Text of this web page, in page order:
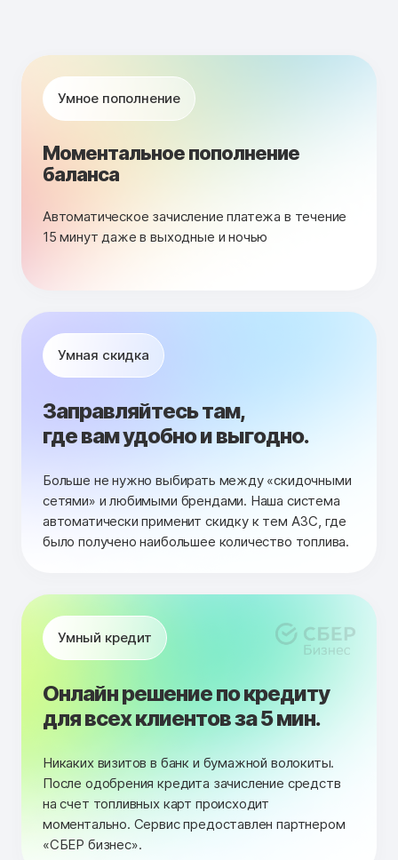
Умное пополнение
Моментальное пополнение
баланса
Автоматическое зачисление платежа в течение
15 минут даже в выходные и ночью
Умная скидка
Заправляйтесь там,
где вам удобно и выгодно.
Больше не нужно выбирать между «скидочными
сетями» и любимыми брендами. Наша система
автоматически применит скидку к тем АЗС, где
было получено наибольшее количество топлива.
Умный кредит
Онлайн решение по кредиту
для всех клиентов за 5 мин.
Никаких визитов в банк и бумажной волокиты.
После одобрения кредита зачисление средств
на счет топливных карт происходит
моментально. Сервис предоставлен партнером
«СБЕР бизнес».